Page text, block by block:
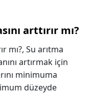
arttırır mı?
mı?, Su arıtma
artırmak için
minimuma
düzeyde